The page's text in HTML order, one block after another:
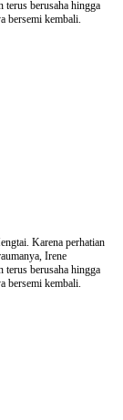
terus berusaha hingga
bersemi kembali.
Karena perhatian
Irene
terus berusaha hingga
bersemi kembali.